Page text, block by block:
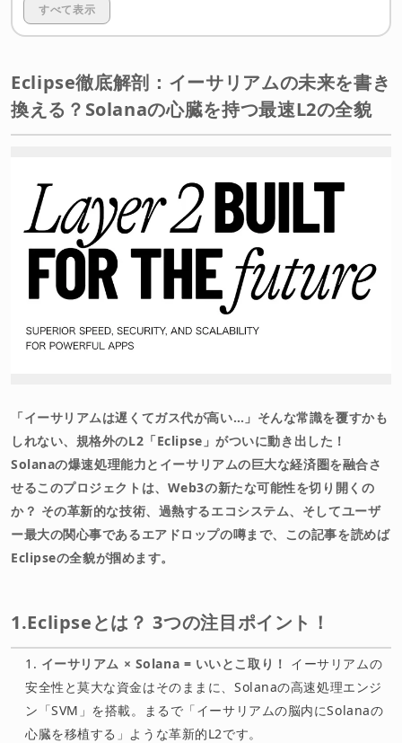
5.Eclipseの強み：他のL2と何が違うのか？
7.Eclipseの魅力とエアドロップの可能性
8.エアドロップの噂と参加戦略（$ESトークン）
ーとなるか？
免責事項
すべて表示
Eclipse徹底解剖：イーサリアムの未来を書き
換える？Solanaの心臓を持つ最速L2の全貌
「イーサリアムは遅くてガス代が高い…」そんな常識を覆すかも
しれない、規格外のL2「Eclipse」がついに動き出した！
Solanaの爆速処理能力とイーサリアムの巨大な経済圏を融合さ
せるこのプロジェクトは、Web3の新たな可能性を切り開くの
か？ その革新的な技術、過熱するエコシステム、そしてユーザ
ー最大の関心事であるエアドロップの噂まで、この記事を読めば
Eclipseの全貌が掴めます。
1.Eclipseとは？ 3つの注目ポイント！
イーサリアム × Solana = いいとこ取り！ イーサリアムの
安全性と莫大な資金はそのままに、Solanaの高速処理エンジ
ン「SVM」を搭載。まるで「イーサリアムの脳内にSolanaの
心臓を移植する」ような革新的L2です。